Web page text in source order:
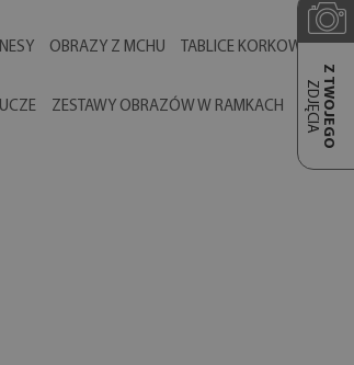
OBRAZY Z MCHU TABLICE KORKOWE
ZESTAWY OBRAZÓW W RAMKACH Z TWOJEGO
ZDJĘCIA